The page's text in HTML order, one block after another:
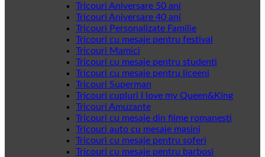
Tricouri Aniversare 50 ani
Tricouri Aniversare 40 ani
Tricouri Personalizate Familie
Tricouri cu mesaje pentru festival
Tricouri Mamici
Tricouri cu mesaje pentru studenti
Tricouri cu mesaje pentru liceeni
Tricouri Superman
Tricouri cupluri I love my Queen&King
Tricouri Amuzante
Tricouri cu mesaje din filme romanesti
Tricouri auto cu mesaje masini
Tricouri cu mesaje pentru soferi
Tricouri cu mesaje pentru barbosi